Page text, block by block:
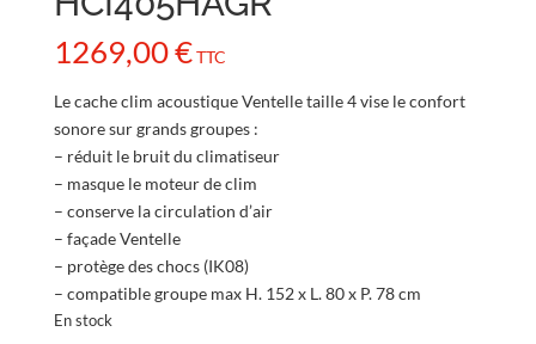
1269,00€TTC
Le cache clim acoustique Ventelle taille 4 vise le confort
sonore sur grands groupes :
– réduit le bruit du climatiseur
– masque le moteur de clim
– conserve la circulation d’air
– façade Ventelle
– protège des chocs (IK08)
– compatible groupe max H. 152 x L. 80 x P. 78 cm
En stock